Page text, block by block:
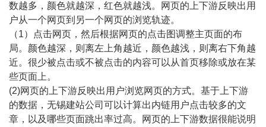
数越多，颜色就越深，红色就越浅。网页的上下游反映出用
户从一个网页到另一个网页的浏览轨迹。
（1）点击网页，然后根据网页的点击图调整主页面的布
局。颜色越深，则离左上角越近，颜色越浅，则离右下角越
近。很少被点击或不被点击的内容可以从首页移除或放在某
些页面上。
(2)网页的上下游反映出用户浏览网页的方式。基于上下游
的数据，无锡建站公司可以计算出内链用户点击较多的文
章，以及哪些页面跳出率过高。网页的上下游数据很能说明